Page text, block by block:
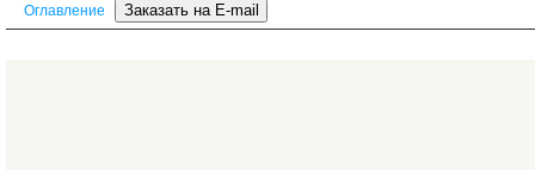
Оглавление